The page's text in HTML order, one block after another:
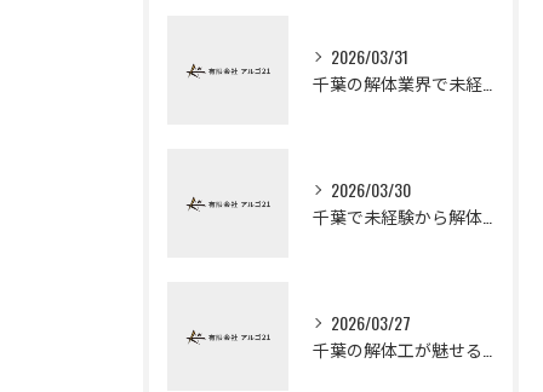
2026/03/31
2026/03/30
2026/03/27